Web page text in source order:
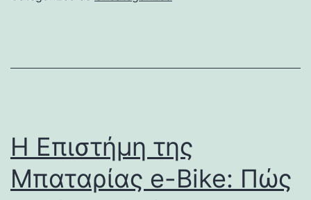
Η Επιστήμη της
Μπαταρίας e-Bike: Πώς